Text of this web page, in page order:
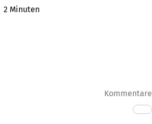
2 Minuten
Kommentare